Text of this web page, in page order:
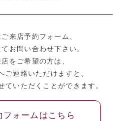
来店予約フォーム、
お問い合わせ下さい。
をご希望の方は、
ご連絡いただけますと、
ていただくことができます。
フォームはこちら